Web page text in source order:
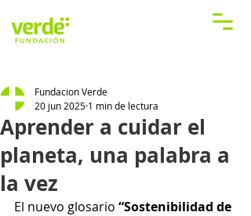
Aprender a cuidar el
planeta, una palabra a
la vez
Fundacion Verde
20 jun 2025 1 min de lectura
El nuevo glosario “Sostenibilidad de